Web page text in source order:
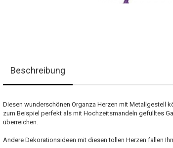
Beschreibung
Diesen wunderschönen Organza Herzen mit Metallgestell
zum Beispiel perfekt als mit Hochzeitsmandeln gefülltes
überreichen.
Andere Dekorationsideen mit diesen tollen Herzen fallen